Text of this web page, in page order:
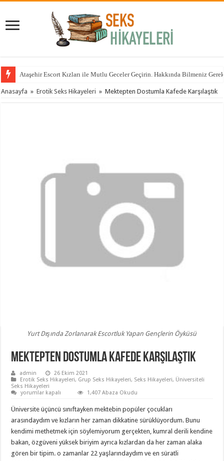
Ataşehir Escort Kızları ile Mutlu Geceler Geçirin. Hakkında Bilmeniz
Anasayfa » Erotik Seks Hikayeleri » Mektepten Dostumla Kafede Karşılaştık
Yurt Dışında Zorlanarak Escortluk Yapan Gençlerin Öyküsü
Mektepten Dostumla Kafede Karşılaştık
admin
26 Ekim 2021
Erotik Seks Hikayeleri, Grup Seks Hikayeleri, Seks Hikayeleri, Üniversiteli
Seks Hikayeleri
Mektepten
Karşılaştık
için
yorumlar kapalı 1,407 Abaza Okudu
Üniversite üçüncü sınıftayken mektebin popüler çocukları
arasındaydım ve kızların her zaman dikkatine sürüklüyordum. Bunu
kendimi methetmek için söylemiyorum gerçekten, kumral derili kendine
bakan, özgüveni yüksek biriyim ayrıca kızlardan da her zaman alaka
gören bir tipim. o zamanlar 22 yaşlarındaydım ve en süratli